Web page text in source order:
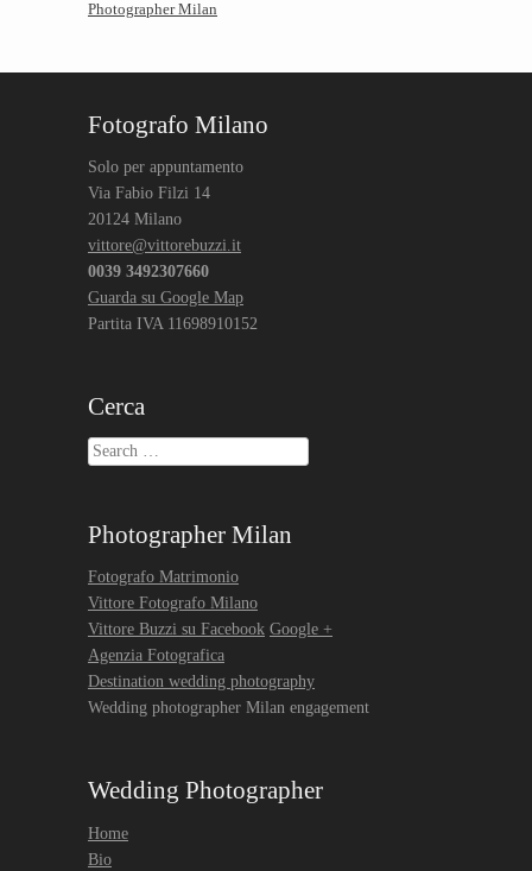
Photographer Milan
Fotografo Milano
Solo per appuntamento
Via Fabio Filzi 14
20124 Milano
vittore@vittorebuzzi.it
0039 3492307660
Guarda su Google Map
Partita IVA 11698910152
Cerca
Search
Photographer Milan
Fotografo Matrimonio
Vittore Fotografo Milano
Vittore Buzzi su Facebook Google +
Agenzia Fotografica
Destination wedding photography
Wedding photographer Milan engagement
Wedding Photographer
Home
Bio